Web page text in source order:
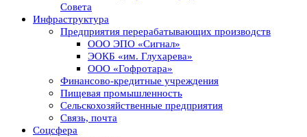
Совета
Инфраструктура
Предприятия перерабатывающих производств
ООО ЭПО «Сигнал»
ЭОКБ «им. Глухарева»
ООО «Гофротара»
Финансово-кредитные учреждения
Пищевая промышленность
Сельскохозяйственные предприятия
Связь, почта
Соцсфера